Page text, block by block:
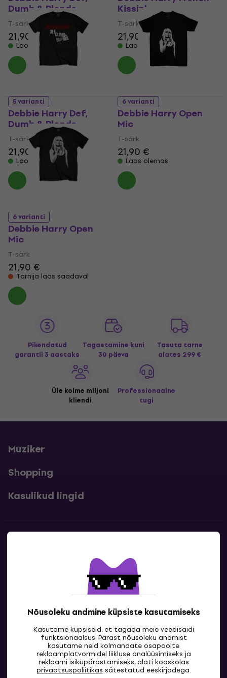
Nõusoleku andmine küpsiste kasutamiseks
Kasutame küpsiseid, et tagada meie veebisaidi
funktsionaalsus. Pärast nõusoleku andmist
kasutame neid kolmandate osapoolte
reklaamplatvormidel liikluse analüüsimiseks ja
reklaami isikupärastamiseks, alati kooskõlas
privaatsuspoliitikas sätestatud eeskirjadega.
Dumb & Blonde
T-särk
21,90 €
Laos olemas
Kissin'
T-särk
21,90 €
Laos olemas
5 varianti
Debbie Harry Def,
Dumb & Blonde
T-särk
21,90 €
Laos olemas
6 varianti
Debbie Harry Open
Mic
T-särk
21,90 €
Laos olemas
6 varianti
Debbie Harry Open
Mic
T-särk
21,90 €
Tarnija laos saadaval
Pikendatud
garantii 3 aastaks
Tagastamine kuni
30 päeva
Tasuta tarne
alates 299 €
Üle kolme miljoni
kliendi
Professionaalne
tugi
Muziker
Shopping
Kasulikud lingid
Kontaktandmed
EE